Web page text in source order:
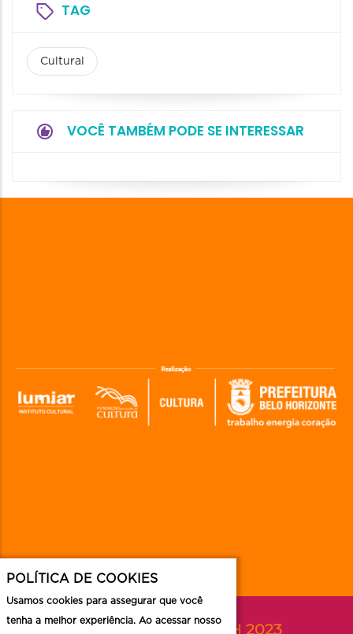
TAG
Cultural
VOCÊ TAMBÉM PODE SE INTERESSAR
Acompanhe o FAN BH 2023
POLÍTICA DE COOKIES
Usamos cookies para assegurar que você
tenha a melhor experiência. Ao acessar nosso